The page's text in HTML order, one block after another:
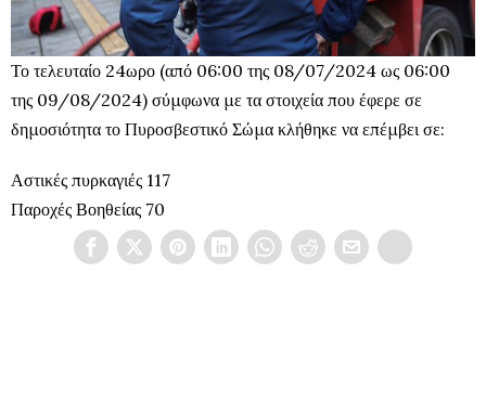
Το τελευταίο 24ωρο (από 06:00 της 08/07/2024 ως 06:00
της 09/08/2024) σύμφωνα με τα στοιχεία που έφερε σε
δημοσιότητα το Πυροσβεστικό Σώμα κλήθηκε να επέμβει σε:
Αστικές πυρκαγιές 117
Παροχές Βοηθείας 70